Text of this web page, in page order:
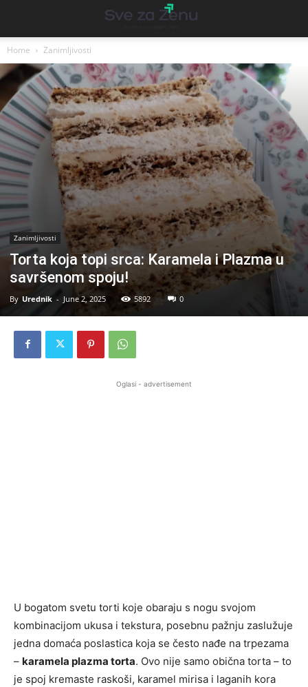
Home Zanimljivosti
Zanimljivosti
Torta koja topi srca: Karamela i Plazma u
savršenom spoju!
By Urednik - June 2, 2025 5892 0
Oglasi - advertisement
U bogatom svetu torti koje obaraju s nogu svojom
kombinacijom ukusa i tekstura, posebnu pažnju zaslužuje
jedna domaća poslastica koja se često nađe na trpezama
– karamela plazma torta. Ovo nije samo obična torta – to
je spoj kremaste raskoši, karamel mirisa i laganih kora